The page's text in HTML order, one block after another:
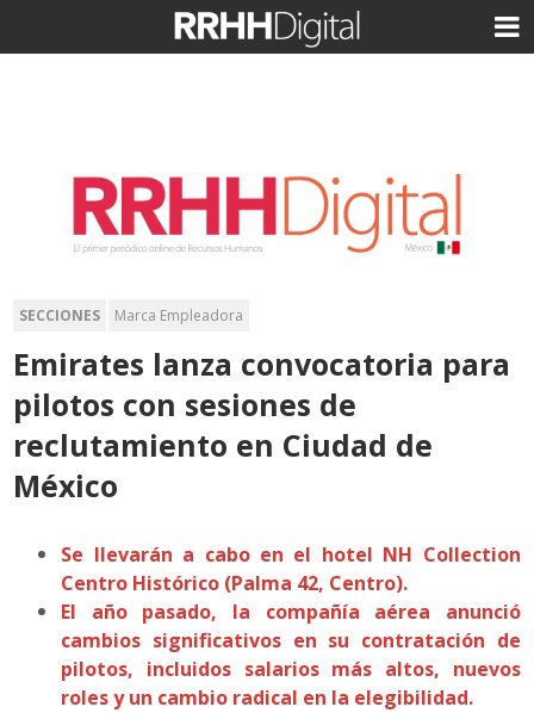
SECCIONES Marca Empleadora
Emirates lanza convocatoria para
pilotos con sesiones de
reclutamiento en Ciudad de
México
Se llevarán a cabo en el hotel NH Collection
Centro Histórico (Palma 42, Centro).
El año pasado, la compañía aérea anunció
cambios significativos en su contratación de
pilotos, incluidos salarios más altos, nuevos
roles y un cambio radical en la elegibilidad.